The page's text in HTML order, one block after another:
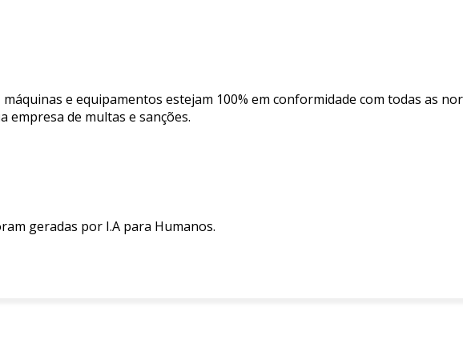
e equipamentos estejam 100% em conformidade com todas as
empresa de multas e sanções.
geradas por I.A para Humanos.